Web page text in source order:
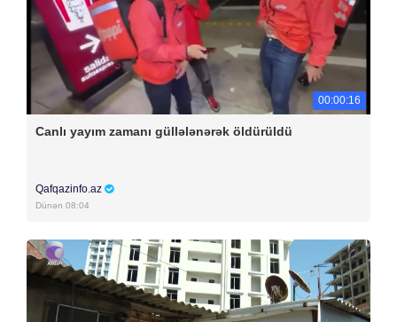
00:00:16
Canlı yayım zamanı güllələnərək öldürüldü
Qafqazinfo.az
Dünən 08:04